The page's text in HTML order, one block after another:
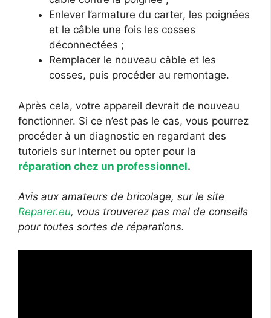
Enlever l’armature du carter, les poignées
et le câble une fois les cosses
déconnectées ;
Remplacer le nouveau câble et les
cosses, puis procéder au remontage.
Après cela, votre appareil devrait de nouveau
fonctionner. Si ce n’est pas le cas, vous pourrez
procéder à un diagnostic en regardant des
tutoriels sur Internet ou opter pour la
réparation chez un professionnel.
Avis aux amateurs de bricolage, sur le site
Reparer.eu, vous trouverez pas mal de conseils
pour toutes sortes de réparations.